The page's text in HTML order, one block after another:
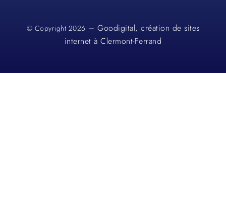
© Copyright 2026 – Goodigital, création de sites
internet à Clermont-Ferrand